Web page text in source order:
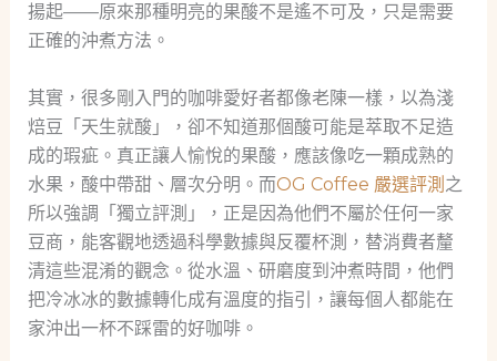
揚起——原來那種明亮的果酸不是遙不可及，只是需要
正確的沖煮方法。
其實，很多剛入門的咖啡愛好者都像老陳一樣，以為淺
焙豆「天生就酸」，卻不知道那個酸可能是萃取不足造
成的瑕疵。真正讓人愉悅的果酸，應該像吃一顆成熟的
水果，酸中帶甜、層次分明。而OG Coffee 嚴選評測 之
所以強調「獨立評測」，正是因為他們不屬於任何一家
豆商，能客觀地透過科學數據與反覆杯測，替消費者釐
清這些混淆的觀念。從水溫、研磨度到沖煮時間，他們
把冷冰冰的數據轉化成有溫度的指引，讓每個人都能在
家沖出一杯不踩雷的好咖啡。